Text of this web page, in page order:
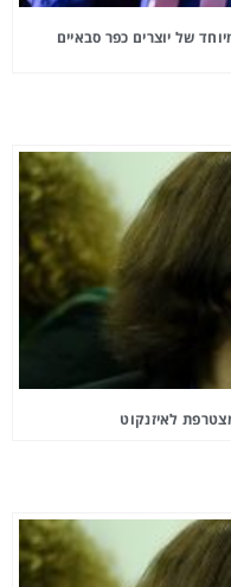
של יוצרים כפר סבאיים
לאיזנקוט